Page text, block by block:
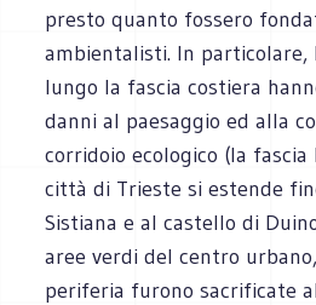
presto quanto fossero
ambientalisti. In particolare,
lungo la fascia costiera
danni al paesaggio ed alla
corridoio ecologico (la fascia
città di Trieste si estende
Sistiana e al castello di
aree verdi del centro
periferia furono sacrificate